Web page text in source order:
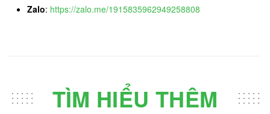
Zalo: https://zalo.me/1915835962949258808
TÌM HIỂU THÊM